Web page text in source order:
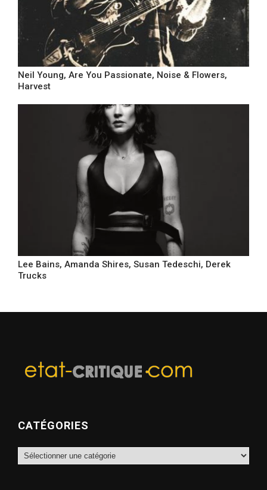
Neil Young, Are You Passionate, Noise & Flowers,
Harvest
Lee Bains, Amanda Shires, Susan Tedeschi, Derek
Trucks
CATÉGORIES
Catégories